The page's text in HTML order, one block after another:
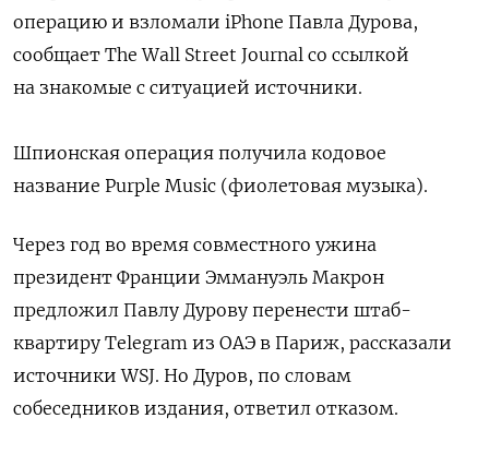
операцию и взломали iPhone Павла Дурова,
сообщает The Wall Street Journal со ссылкой
на знакомые с ситуацией источники.
Шпионская операция получила кодовое
название Purple Music (фиолетовая музыка).
Через год во время совместного ужина
президент Франции Эммануэль Макрон
предложил Павлу Дурову перенести штаб-
квартиру Telegram из ОАЭ в Париж, рассказали
источники WSJ. Но Дуров, по словам
собеседников издания, ответил отказом.